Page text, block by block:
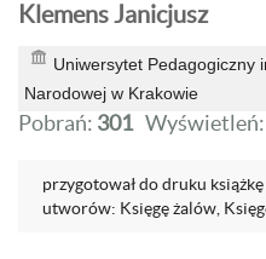
Klemens Janicjusz
Uniwersytet Pedagogiczny
Narodowej w Krakowie
Pobrań: 301 Wyświetleń:
przygotował do druku
utworów: Księgę żalów,